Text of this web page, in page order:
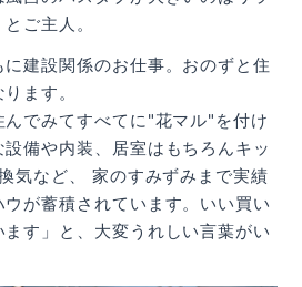
ご主人。
建設関係のお仕事。おのずと住
ます。
でみてすべてに"花マル"を付け
備や内装、居室はもちろんキッ
気など、 家のすみずみまで実績
が蓄積されています。いい買い
す」と、大変うれしい言葉がい